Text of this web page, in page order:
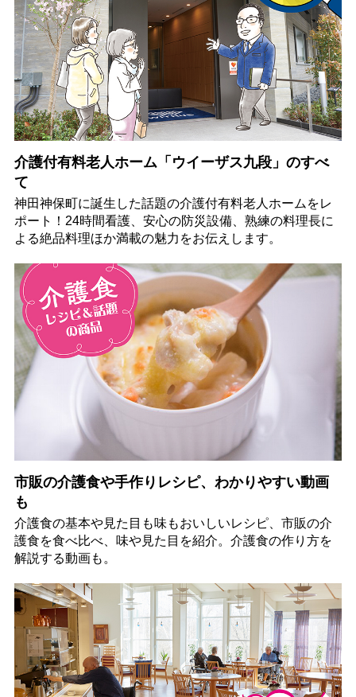
介護付有料老人ホーム「ウイーザス九段」のすべ
て
神田神保町に誕生した話題の介護付有料老人ホームをレ
ポート！24時間看護、安心の防災設備、熟練の料理長に
よる絶品料理ほか満載の魅力をお伝えします。
市販の介護食や手作りレシピ、わかりやすい動画
も
介護食の基本や見た目も味もおいしいレシピ、市販の介
護食を食べ比べ、味や見た目を紹介。介護食の作り方を
解説する動画も。